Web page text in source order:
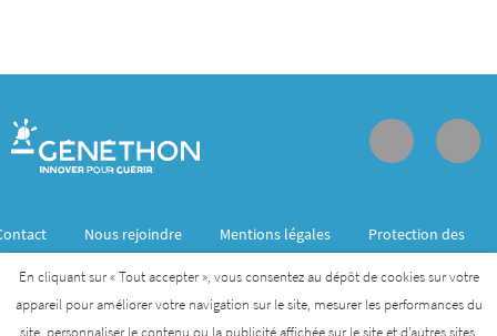
Nous rejoindre Mentions légales
Protection des
En cliquant sur « Tout accepter », vous consentez au dépôt de cookies sur votre
appareil pour améliorer votre navigation sur le site, mesurer les performances du
site, personnaliser le contenu ou la publicité affichée sur le site et d’autres sites.